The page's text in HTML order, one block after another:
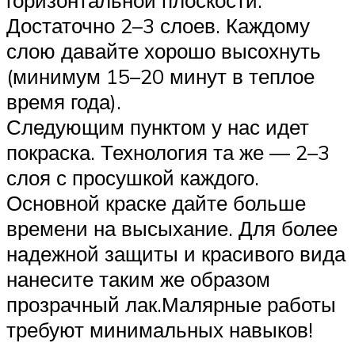
Достаточно 2–3 слоев. Каждому
слою давайте хорошо высохнуть
(минимум 15–20 минут в теплое
время года).
Следующим пунктом у нас идет
покраска. Технология та же — 2–3
слоя с просушкой каждого.
Основной краске дайте больше
времени на высыхание. Для более
надежной защиты и красивого вида
нанесите таким же образом
прозрачный лак.Малярные работы
требуют минимальных навыков!